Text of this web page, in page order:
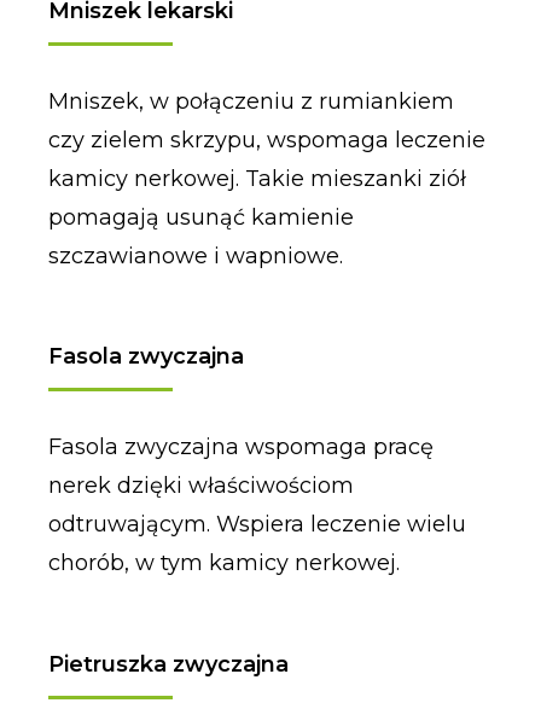
Mniszek lekarski
Mniszek, w połączeniu z rumiankiem
czy zielem skrzypu, wspomaga leczenie
kamicy nerkowej. Takie mieszanki ziół
pomagają usunąć kamienie
szczawianowe i wapniowe.
Fasola zwyczajna
Fasola zwyczajna wspomaga pracę
nerek dzięki właściwościom
odtruwającym. Wspiera leczenie wielu
chorób, w tym kamicy nerkowej.
Pietruszka zwyczajna